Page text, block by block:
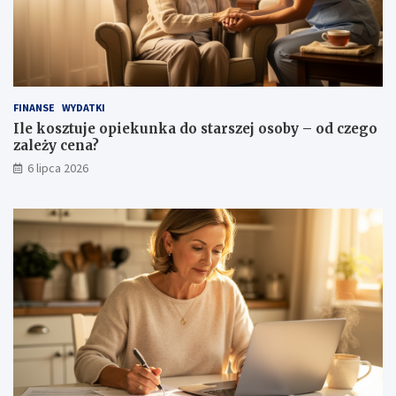
FINANSE WYDATKI
Ile kosztuje opiekunka do starszej osoby – od czego
zależy cena?
6 lipca 2026